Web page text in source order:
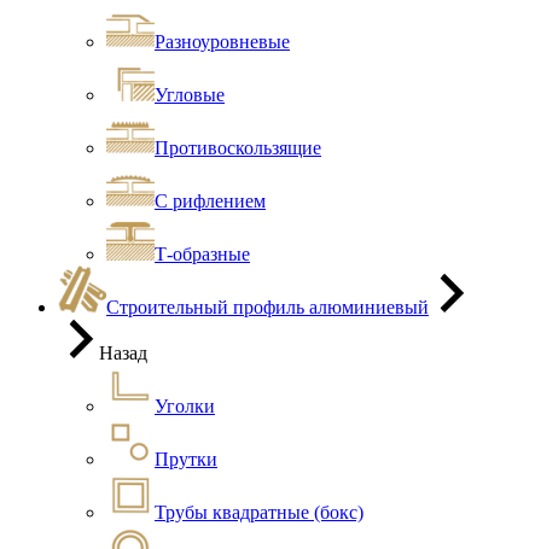
Разноуровневые
Угловые
Противоскользящие
С рифлением
Т-образные
Строительный профиль алюминиевый
Назад
Уголки
Прутки
Трубы квадратные (бокс)